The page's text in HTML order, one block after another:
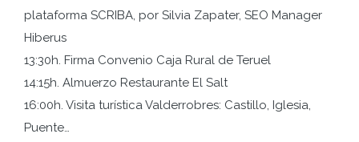
plataforma SCRIBA, por Silvia Zapater, SEO Manager
Hiberus
13:30h. Firma Convenio Caja Rural de Teruel
14:15h. Almuerzo Restaurante El Salt
16:00h. Visita turística Valderrobres: Castillo, Iglesia,
Puente…